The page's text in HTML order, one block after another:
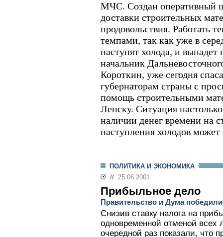
МЧС. Создан оперативный
доставки строительных
продовольствия. Работать
темпами, так как уже в
наступят холода, и
начальник
Короткин, уже сегодня
губернаторам страны с
помощь строительными
Ленску. Ситуация
наличии денег времени на
наступления холодов может
ПОЛИТИКА И ЭКОНОМИКА
// 25.06.2001
Прибыльное дело
Правительство и Дума победили
Снизив ставку налога на
одновременной отменой всех
очередной раз показали, что